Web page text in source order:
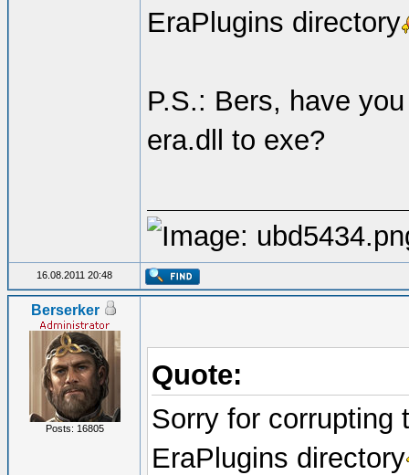
EraPlugins directory
P.S.: Bers, have
era.dll to exe?
16.08.2011 20:48
Berserker
Posts: 16805
Quote:
Sorry for corrupting
EraPlugins directory